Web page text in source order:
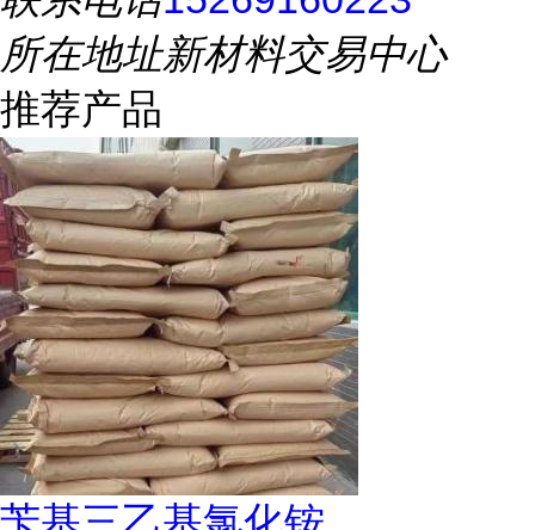
所在地址新材料交易中心
推荐产品